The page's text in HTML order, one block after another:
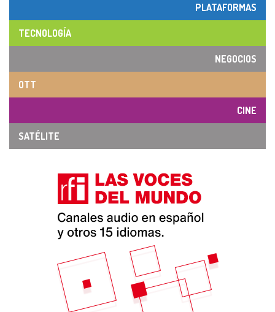
PLATAFORMAS
TECNOLOGÍA
NEGOCIOS
OTT
CINE
SATÉLITE